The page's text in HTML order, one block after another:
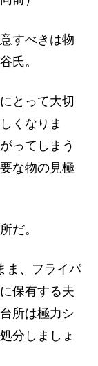
すべきは物
氏。
とって大切
くなりま
ってしまう
な物の見極
だ。
ま、フライパ
保有する夫
所は極力シ
分しましょ